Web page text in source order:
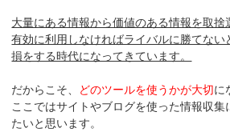
大量にある情報から価値のある情報を取捨
有効に利用しなければライバルに勝てない
損をする時代になってきています。
だからこそ、 どのツールを使うかが大切に
ここではサイトやブログを使った情報収集
たいと思います。